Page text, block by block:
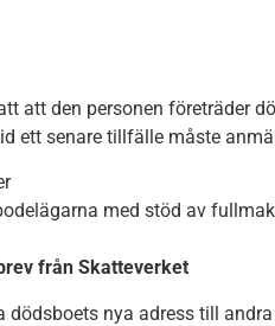
att den personen företräder
ett senare tillfälle måste
med stöd av
från Skatteverket
dödsboets nya adress till